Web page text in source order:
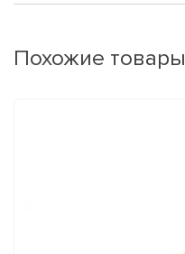
Похожие товары